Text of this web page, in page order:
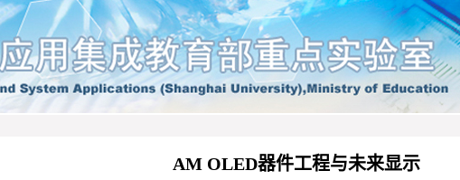
AM OLED器件工程与未来显示